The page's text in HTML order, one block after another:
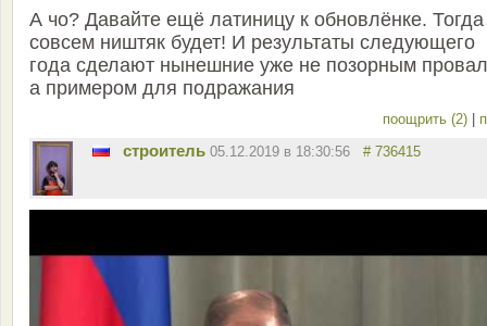
А чо? Давайте ещё латиницу к обновлёнке. Тогда
совсем ништяк будет! И результаты следующего
года сделают нынешние уже не позорным
а примером для подражания
поощрить (2)
строитель 05.12.2019 в 18:30:56 # 736415